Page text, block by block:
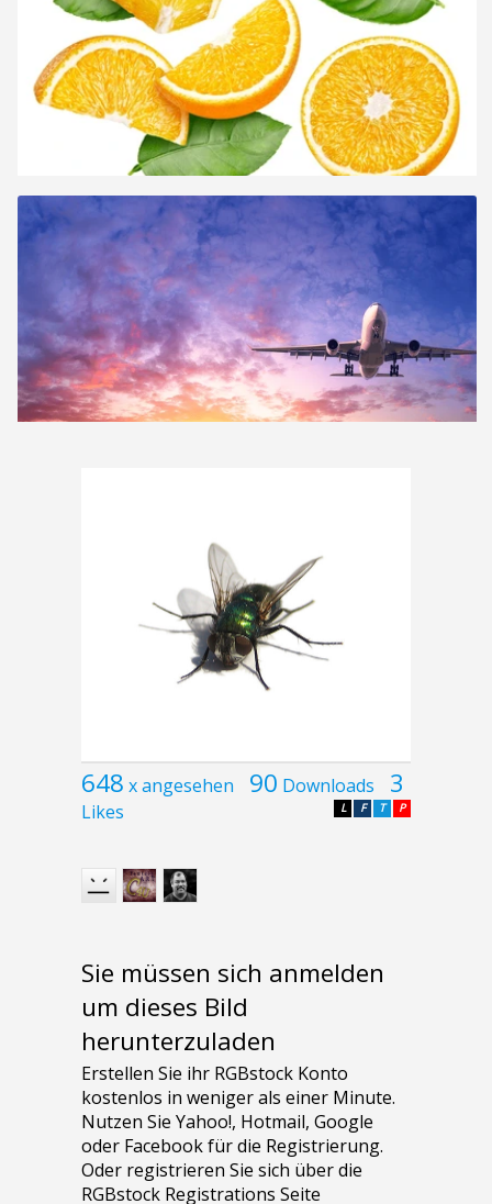
648 x angesehen 90 Downloads 3
Likes P
T
F
L
Sie müssen sich anmelden
um dieses Bild
herunterzuladen